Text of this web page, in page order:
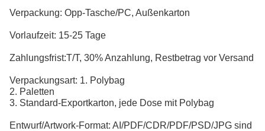
Verpackung: Opp-Tasche/PC, Außenkarton
Vorlaufzeit: 15-25 Tage
Zahlungsfrist:T/T, 30% Anzahlung, Restbetrag vor Versand
Verpackungsart: 1. Polybag
2. Paletten
3. Standard-Exportkarton, jede Dose mit Polybag
Entwurf/Artwork-Format: AI/PDF/CDR/PDF/PSD/JPG sind